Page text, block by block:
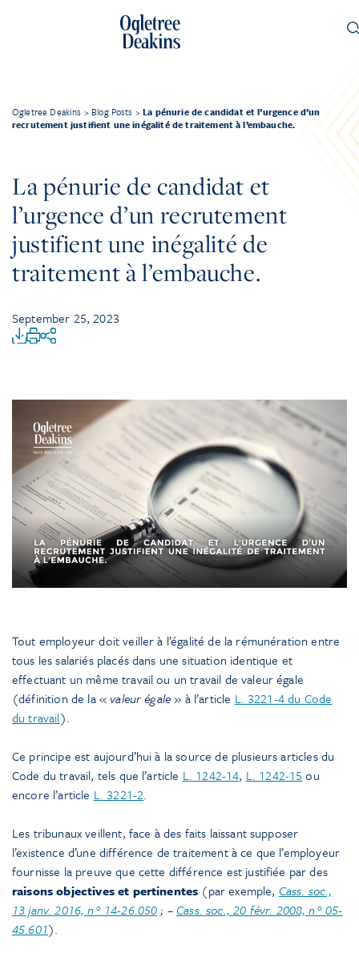
Ogletree Deakins > Blog Posts >La pénurie de candidat et l’urgence d’un
recrutement justifient une inégalité de traitement à l’embauche.
La pénurie de candidat et
l’urgence d’un recrutement
justifient une inégalité de
traitement à l’embauche.
September 25, 2023
Tout employeur doit veiller à l’égalité de la rémunération entre
tous les salariés placés dans une situation identique et
effectuant un même travail ou un travail de valeur égale
(définition de la «valeur égale» à l’article L. 3221-4 du Code
du travail).
Ce principe est aujourd’hui à la source de plusieurs articles du
Code du travail, tels que l’article L. 1242-14, L. 1242-15 ou
encore l’article L. 3221-2.
Les tribunaux veillent, face à des faits laissant supposer
l’existence d’une différence de traitement à ce que l’employeur
fournisse la preuve que cette différence est justifiée par des
raisons objectives et pertinentes (par exemple, Cass. soc.,
13 janv. 2016, n° 14-26.050; –Cass. soc., 20 févr. 2008, n° 05-
45.601).